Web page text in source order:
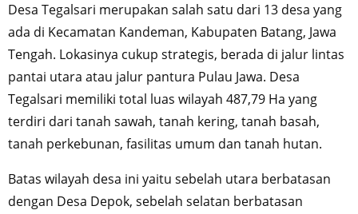
Desa Tegalsari merupakan salah satu dari 13 desa yang
ada di Kecamatan Kandeman, Kabupaten Batang, Jawa
Tengah. Lokasinya cukup strategis, berada di jalur lintas
pantai utara atau jalur pantura Pulau Jawa. Desa
Tegalsari memiliki total luas wilayah 487,79 Ha yang
terdiri dari tanah sawah, tanah kering, tanah basah,
tanah perkebunan, fasilitas umum dan tanah hutan.
Batas wilayah desa ini yaitu sebelah utara berbatasan
dengan Desa Depok, sebelah selatan berbatasan